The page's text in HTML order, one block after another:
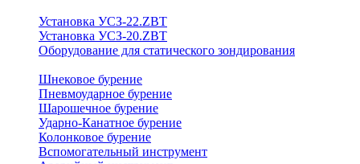
Установка УСЗ-22.ZBT
Установка УСЗ-20.ZBT
Оборудование для статического зондирования
Шнековое бурение
Пневмоударное бурение
Шарошечное бурение
Ударно-Канатное бурение
Колонковое бурение
Вспомогательный инструмент